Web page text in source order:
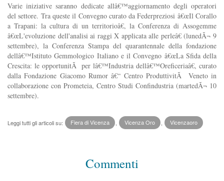
Varie iniziative saranno dedicate allâ€™aggiornamento degli operatori
del settore. Tra queste il Convegno curato da Federpreziosi â€œIl Corallo
a Trapani: la cultura di un territorioâ€, la Conferenza di Assogemme
â€œL'evoluzione dell'analisi ai raggi X applicata alle perleâ€ (lunedÃ¬ 9
settembre), la Conferenza Stampa del quarantennale della fondazione
dellâ€™Istituto Gemmologico Italiano e il Convegno â€œLa Sfida della
Crescita: le opportunitÃ per lâ€™Industria dellâ€™Oreficeriaâ€, curato
dalla Fondazione Giacomo Rumor â€“ Centro ProduttivitÃ Veneto in
collaborazione con Prometeia, Centro Studi Confindustria (martedÃ¬ 10
settembre).
Leggi tutti gli articoli su: Fiera di Vicenza Vicenza Oro Vicenzaoro
Commenti